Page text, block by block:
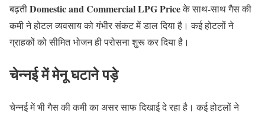
बढ़तीDomestic and Commercial LPG Priceके साथ-साथ गैस की
कमी ने होटल व्यवसाय को गंभीर संकट में डाल दिया है। कई होटलों ने
ग्राहकों को सीमित भोजन ही परोसना शुरू कर दिया है।
चेन्नई में मेनू घटाने पड़े
चेन्नई में भी गैस की कमी का असर साफ दिखाई दे रहा है। कई होटलों ने